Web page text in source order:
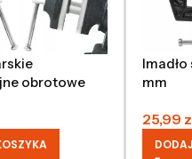
obrotowe
mm
25,99